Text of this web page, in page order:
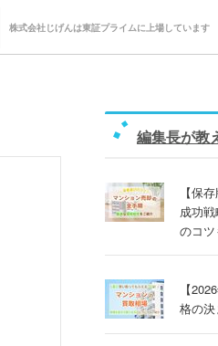
株式会社じげんは東証プライムに 上場しています
編集長が教
【保
成功
のコ
【
格の